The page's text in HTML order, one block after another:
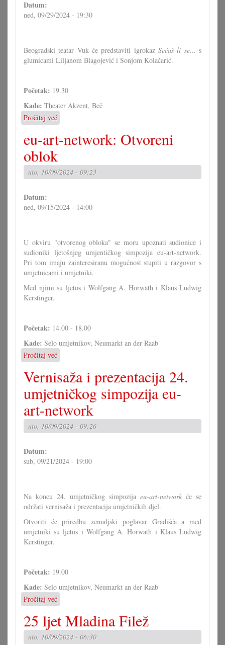
Datum:
ned, 09/29/2024 - 19:30
Beogradski teatar Vuk će predstaviti igrokaz Sećaš li se... s
glumicami Liljanom Blagojević i Sonjom Kolačarić.
Početak: 19.30
Kade: Theater Akzent, Beč
Pročitaj već
Beogradski
teatar
Vuk:
"Sećaš
li
se..."
eu-art-network: Otvoreni
oblok
uto, 10/09/2024 - 09:23
Datum:
ned, 09/15/2024 - 14:00
U okviru "otvorenog obloka" se moru upoznati sudionice i
sudioniki ljetošnjeg umjentičkog simpozija eu-art-network.
Pri tom imaju zainteresiranu mogućnost stupiti u razgovor s
umjetnicami i umjetniki.
Med njimi su ljetos i Wolfgang A. Horwath i Klaus Ludwig
Kerstinger.
Početak: 14.00 - 18.00
Kade: Selo umjetnikov, Neumarkt an der Raab
Pročitaj već
eu-
art-
network:
Otvoreni
oblok
Vernisaža i prezentacija 24.
umjetničkog simpozija eu-
art-network
uto, 10/09/2024 - 09:26
Datum:
sub, 09/21/2024 - 19:00
Na koncu 24. umjetničkog simpozija eu-art-network će se
održati vernisaža i prezentacija umjetničkih djel.
Otvoriti će priredbu zemaljski poglavar Gradišća a med
umjetniki su ljetos i Wolfgang A. Horwath i Klaus Ludwig
Kerstinger.
Početak: 19.00
Kade: Selo umjetnikov, Neumarkt an der Raab
Pročitaj već
Vernisaža
i
prezentacija
24.
25 ljet Mladina Filež
uto, 10/09/2024 - 06:30